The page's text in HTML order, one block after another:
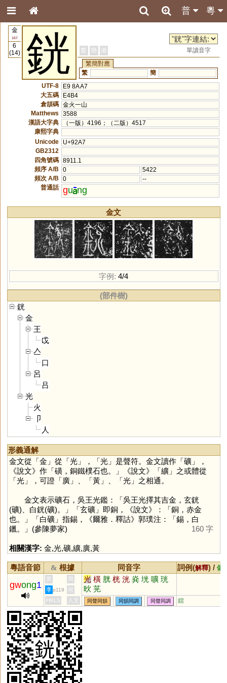
粵
普
金
167
6
(14)
銧 繁 簡 港
單讀音字
繁簡對應
繁
簡
UTF-8
E9 8A A7
大五碼
E4B4
倉頡碼 金火一山
Matthews
3588
漢語大字典
（一版）4196；（二版）4517
康熙字典
Unicode
U+92A7
GB2312
四角號碼 8911.1
頻序 A/B
0
5422
頻次 A/B
0
--
普通話 gu ng
金文
字例: 4/4
(部件樹)
銧
金
王
戉
亼
口
呂
吕
光
火
卩
人
形義通解
金文從「 金 」從「 光」，「 光」是聲符。金文讀作「 礦」，
《說文》作「磺，銅鐵樸石也。」《說文》「 纊」之或體從
「 光」，可證「 廣」、「 黃」、「 光」之相通。
金文表示礦石，吳王光鑑：「吳王光擇其吉金，玄銧
(礦)、白銧(礦)。」「玄礦」即銅，《說文》：「銅，赤金
也。」「白礦」指錫，《爾雅．釋詁》郭璞注：「錫，白
鑞。」(參陳夢家)
160 字
相關漢字: 金,光,礦,纊,廣,黃
粵語音節 & 根據 同音字 詞例(解釋) / 備
gwong1
黃 周 光 橫 胱 桄 洸 烡 垙 嚝 珖
炚 茪
李 p119
何
HKLS
人文 同聲同韻 同韻同調 同聲同調 鐳